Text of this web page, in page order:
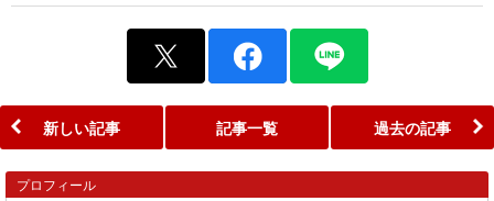
新しい記事 記事一覧 過去の記事
プロフィール